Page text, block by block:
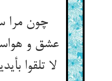
چون مرا
عشق و